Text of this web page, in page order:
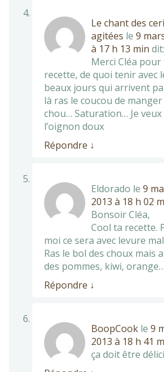
Le chant des
agitées le 9
à 17 h 13 min dit:
Merci Cléa pour
recette, de quoi tenir avec
beaux jours qui arrivent
là ras le coucou de
chou… Saturation… Je veux
l’oignon doux
Répondre ↓
Eldorado le 9
2013 à 18 h 02
Bonsoir Cléa,
Cool ta recette.
moi ce sera avec levure
Ras le bol des choux mais
des pommes, kiwi, orange…
Répondre ↓
BoopCook le 9
2013 à 18 h 41
ça doit être